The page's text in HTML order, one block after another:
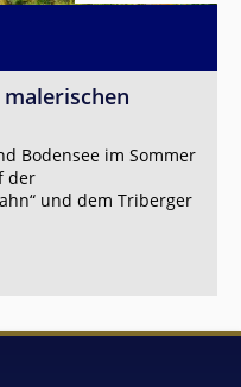
Bodensee im Sommer
der
und dem Triberger